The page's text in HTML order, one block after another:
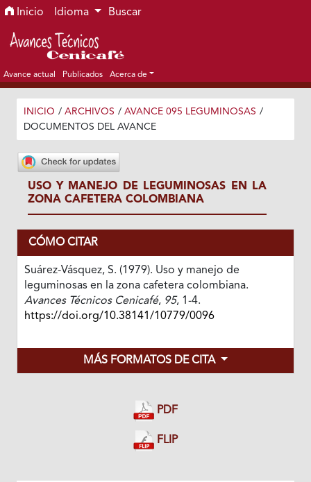
Ir al menú de navegación principal
Ir al contenido principal
Ir al pie de página del sitio
Inicio Idioma Buscar
Avance actual Publicados Acerca de
INICIO / ARCHIVOS / AVANCE 095 LEGUMINOSAS /
DOCUMENTOS DEL AVANCE
USO Y MANEJO DE LEGUMINOSAS EN LA
ZONA CAFETERA COLOMBIANA
CÓMO CITAR
Suárez-Vásquez, S. (1979). Uso y manejo de
leguminosas en la zona cafetera colombiana.
Avances Técnicos Cenicafé, 95, 1-4.
https://doi.org/10.38141/10779/0096
MÁS FORMATOS DE CITA
PDF
FLIP